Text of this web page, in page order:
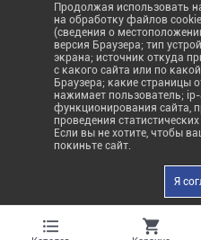
Продолжая использовать
на обработку файлов
(сведения о
версия Браузера; тип
экрана; источник откуда
с какого сайта или по
Браузера; какие страницы
нажимает пользователь;
функционирования сайта,
проведения
Если вы не хотите, чтобы
покиньте сайт.
Я